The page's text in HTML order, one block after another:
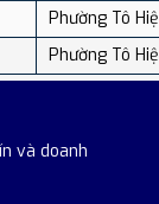
Phường Tô
Phường Tô
và doanh